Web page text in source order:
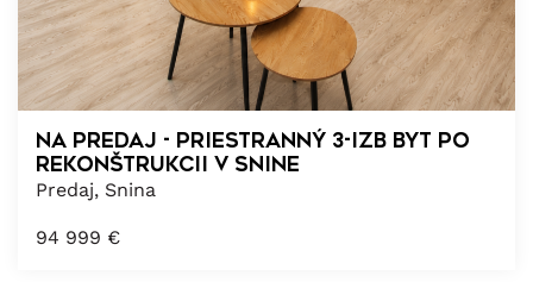
Na predaj - Priestranný 3-izb byt po
rekonštrukcii v Snine
Predaj, Snina
94 999 €